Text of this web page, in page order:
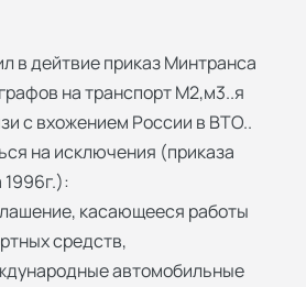
в дейтвие приказ Минтранса
на транспорт М2,м3..я
с вхожением России в ВТО..
на исключения (приказа
касающееся работы
средств,
автомобильные